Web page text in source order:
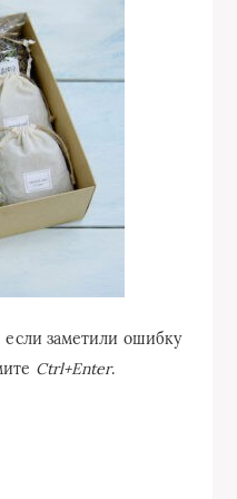
заметили ошибку
Ctrl+Enter.